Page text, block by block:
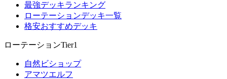
最強デッキランキング
ローテーションデッキ一覧
格安おすすめデッキ
ローテーションTier1
自然ビショップ
アマツエルフ